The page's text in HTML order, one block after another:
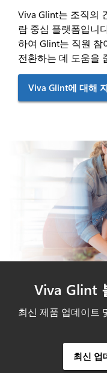
Viva Glint는 조직의
람 중심 플랫폼입니
하여 Glint는 직원 참
전환하는 데 도움을
Viva Glint에 대해
Viva Glint
최신 제품 업데이트
최신 업